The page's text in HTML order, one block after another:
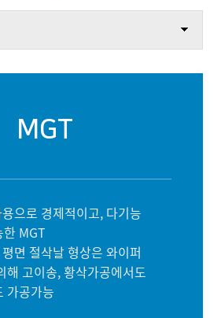
MGT
으로 경제적이고, 다기능
MGT
면 절삭날 형상은 와이퍼
해 고이송, 황삭가공에서도
가공가능